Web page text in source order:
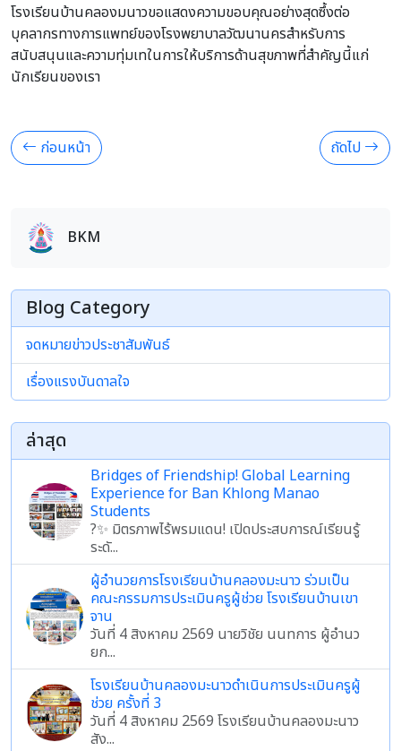
โรงเรียนบ้านคลองมนาวขอแสดงความขอบคุณอย่างสุดซึ้งต่อ
บุคลากรทางการแพทย์ของโรงพยาบาลวัฒนานครสำหรับการ
สนับสนุนและความทุ่มเทในการให้บริการด้านสุขภาพที่สำคัญนี้แก่
นักเรียนของเรา
ก่อนหน้า ถัดไป
BKM
Blog Category
จดหมายข่าวประชาสัมพันธ์
เรื่องแรงบันดาลใจ
ล่าสุด
Bridges of Friendship! Global Learning
Experience for Ban Khlong Manao
Students
?✨ มิตรภาพไร้พรมแดน! เปิดประสบการณ์เรียนรู้
ระดั...
ผู้อำนวยการโรงเรียนบ้านคลองมะนาว ร่วมเป็น
คณะกรรมการประเมินครูผู้ช่วย โรงเรียนบ้านเขา
จาน
วันที่ 4 สิงหาคม 2569 นายวิชัย นนทการ ผู้อำนว
ยก...
โรงเรียนบ้านคลองมะนาวดำเนินการประเมินครูผู้
ช่วย ครั้งที่ 3
วันที่ 4 สิงหาคม 2569 โรงเรียนบ้านคลองมะนาว
สัง...